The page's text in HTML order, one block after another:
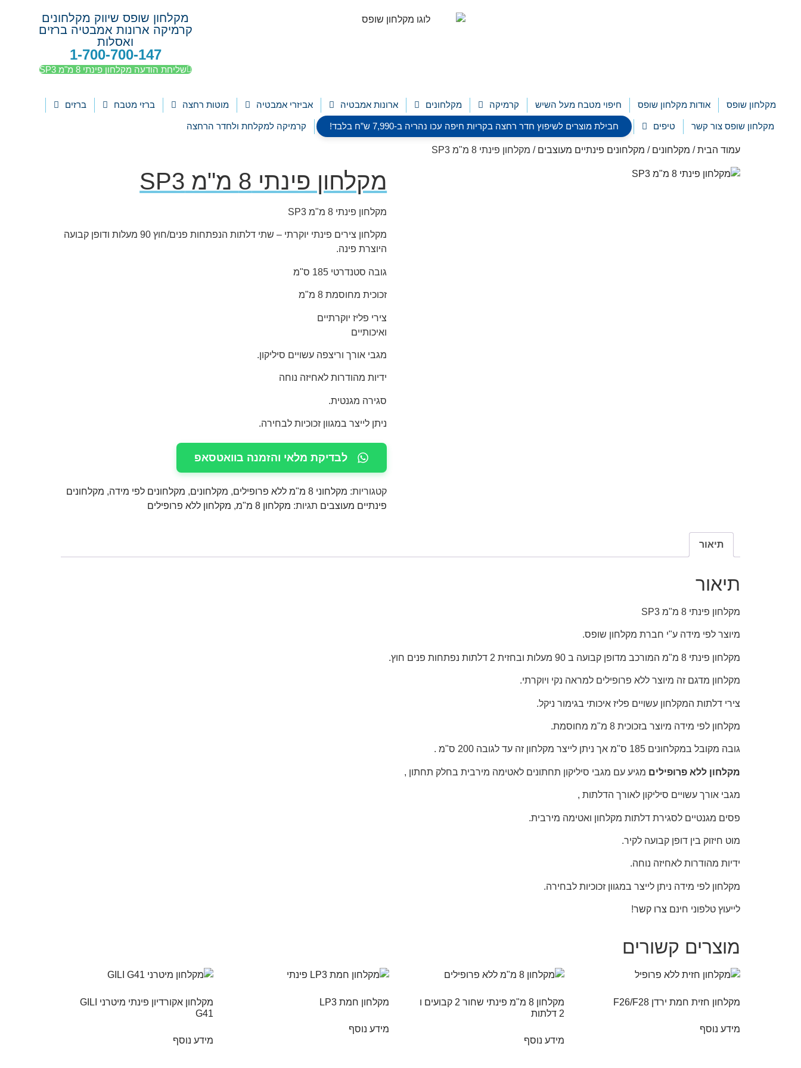
מקלחון שופס שיווק מקלחונים
קרמיקה ארונות אמבטיה ברזים
ואסלות
1-700-700-147
שליחת הודעה מקלחון פינתי 8 מ"מ SP3
מקלחון שופס אודות מקלחון שופס חיפוי מטבח מעל השיש קרמיקה מקלחונים ארונות אמבטיה אביזרי אמבטיה מוטות רחצה ברזי מטבח ברזים
מקלחון שופס צור קשר טיפים חבילת מוצרים לשיפוץ חדר רחצה בקריות חיפה עכו נהריה ב-7,990 ש”ח בלבד! קרמיקה למקלחת ולחדר הרחצה
עמוד הבית/ מקלחונים / מקלחונים פינתיים מעוצבים / מקלחון פינתי 8 מ"מ SP3
מקלחון פינתי 8 מ"מ SP3
מקלחון פינתי 8 מ"מ SP3
מקלחון צירים פינתי יוקרתי – שתי דלתות הנפתחות פנים/חוץ 90 מעלות ודופן קבועה
היוצרת פינה.
גובה סטנדרטי 185 ס"מ
זכוכית מחוסמת 8 מ"מ
צירי פליז יוקרתיים
ואיכותיים
מגבי אורך וריצפה עשויים סיליקון.
ידיות מהודרות לאחיזה נוחה
סגירה מגנטית.
ניתן לייצר במגוון זכוכיות לבחירה.
לבדיקת מלאי והזמנה בוואטסאפ
קטגוריות: מקלחוני 8 מ"מ ללא פרופילים , מקלחונים, מקלחונים לפי מידה, מקלחונים
פינתיים מעוצבים תגיות: מקלחון 8 מ"מ , מקלחון ללא פרופילים
תיאור
תיאור
מקלחון פינתי 8 מ"מ SP3
מיוצר לפי מידה ע"י חברת מקלחון שופס.
מקלחון פינתי 8 מ"מ המורכב מדופן קבועה ב 90 מעלות ובחזית 2 דלתות נפתחות פנים חוץ.
מקלחון מדגם זה מיוצר ללא פרופילים למראה נקי ויוקרתי.
צירי דלתות המקלחון עשויים פליז איכותי בגימור ניקל.
מקלחון לפי מידה מיוצר בזכוכית 8 מ"מ מחוסמת.
גובה מקובל במקלחונים 185 ס"מ אך ניתן לייצר מקלחון זה עד לגובה 200 ס"מ .
מקלחון ללא פרופילים מגיע עם מגבי סיליקון תחתונים לאטימה מירבית בחלק תחתון ,
מגבי אורך עשויים סיליקון לאורך הדלתות ,
פסים מגנטיים לסגירת דלתות מקלחון ואטימה מירבית.
מוט חיזוק בין דופן קבועה לקיר.
ידיות מהודרות לאחיזה נוחה.
מקלחון לפי מידה ניתן לייצר במגוון זכוכיות לבחירה.
לייעוץ טלפוני חינם צרו קשר!
מוצרים קשורים
מקלחון חזית חמת ירדן F26/F28
מידע נוסף
מקלחון 8 מ"מ פינתי שחור 2 קבועים ו
2 דלתות
מידע נוסף
מקלחון חמת LP3
מידע נוסף
מקלחון אקורדיון פינתי מיטרני GILI
G41
מידע נוסף